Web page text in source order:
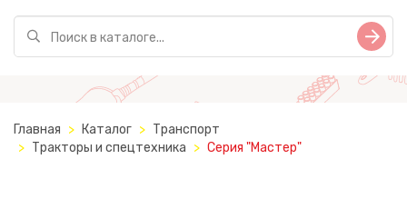
Главная Каталог
Транспорт
Тракторы и спецтехника
Серия "Мастер"